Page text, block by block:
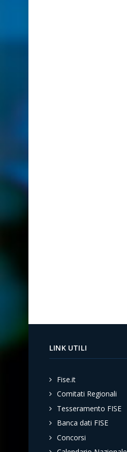
LINK UTILI
Fise.it
Comitati Regionali
Tesseramento FISE
Banca dati FISE
Concorsi